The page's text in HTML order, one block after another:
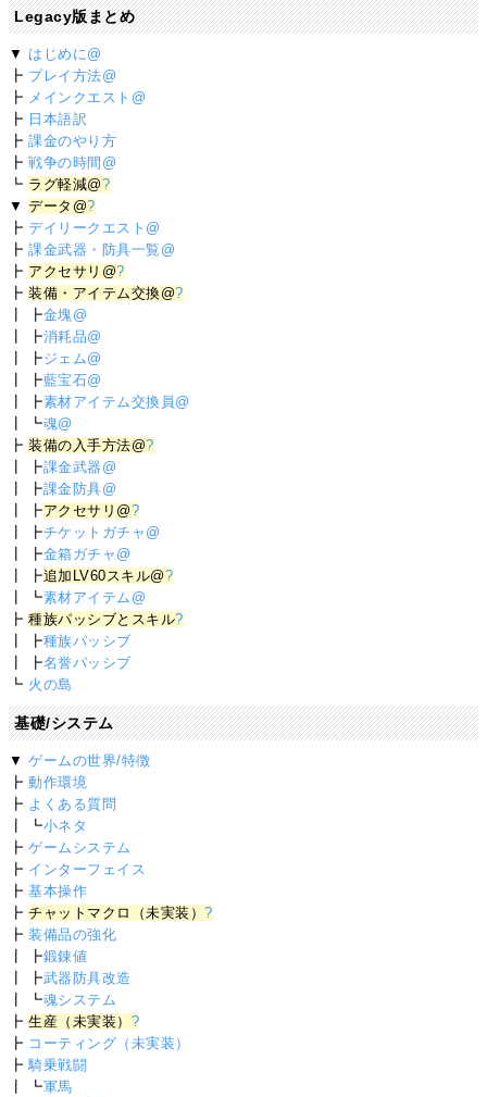
Legacy版まとめ
▼ はじめに@
┣ プレイ方法@
┣ メインクエスト@
┣ 日本語訳
┣課金のやり方
┣戦争の時間@
┗ ラグ軽減@?
▼データ@?
┣デイリークエスト@
┣課金武器・防具一覧@
┣ アクセサリ@?
┣装備・アイテム交換@?
┃ ┣金塊@
┃ ┣消耗品@
┃ ┣ジェム@
┃ ┣藍宝石@
┃ ┣素材アイテム交換員@
┃ ┗魂@
┣装備の入手方法@?
┃ ┣課金武器@
┃ ┣課金防具@
┃ ┣アクセサリ@?
┃ ┣チケットガチャ@
┃ ┣金箱ガチャ@
┃ ┣追加LV60スキル@?
┃ ┗素材アイテム@
┣種族パッシブとスキル?
┃ ┣種族パッシブ
┃ ┣名誉パッシブ
┗ 火の島
基礎/システム
▼ゲームの世界/特徴
┣動作環境
┣ よくある質問
┃ ┗小ネタ
┣ゲームシステム
┣ インターフェイス
┣基本操作
┣チャットマクロ（未実装）?
┣装備品の強化
┃ ┣鍛錬値
┃ ┣武器防具改造
┃ ┗魂システム
┣生産（未実装） ?
┣ コーティング（未実装）
┣騎乗戦闘
┃ ┗軍馬